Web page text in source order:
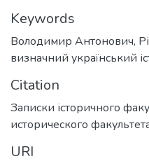
Keywords
Володимир Антонович,
визначний український
Citation
Записки історичного
исторического
URI